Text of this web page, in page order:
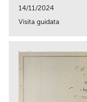
14/11/2024
Visita guidata